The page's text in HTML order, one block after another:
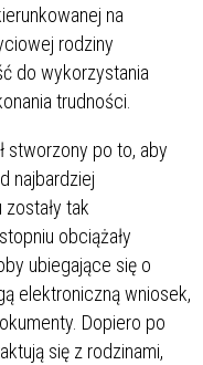
na
rodziny
do wykorzystania
trudności.
stworzony po to, aby
najbardziej
tak
obciążały
ubiegające się o
elektroniczną wniosek,
Dopiero po
się z rodzinami,